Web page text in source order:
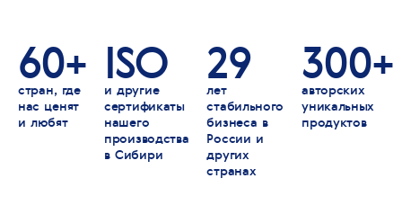
60+
стран, где
нас ценят
и любят
ISO
и другие
сертификаты
нашего
производства
в Сибири
29
лет
стабильного
бизнеса в
России и
других
странах
300+
авторских
уникальных
продуктов